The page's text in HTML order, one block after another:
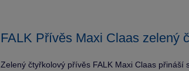
FALK Přívěs Maxi Claas zelený
Zelený čtyřkolový přívěs FALK Maxi Claas přináší